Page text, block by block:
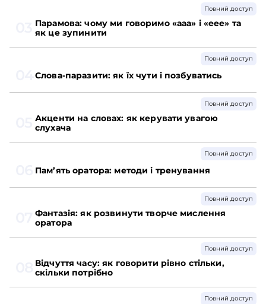
Парамова: чому ми говоримо «ааа» і «еее» та
як це зупинити
Повний доступ
Слова-паразити: як їх чути і позбуватись
Повний доступ
Акценти на словах: як керувати увагою
слухача
Повний доступ
Пам’ять оратора: методи і тренування
Повний доступ
Фантазія: як розвинути творче мислення
оратора
Повний доступ
Відчуття часу: як говорити рівно стільки,
скільки потрібно
Повний доступ
Повний доступ